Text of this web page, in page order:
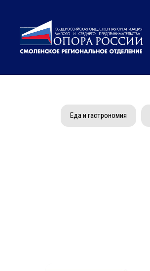
Еда и гастрономия